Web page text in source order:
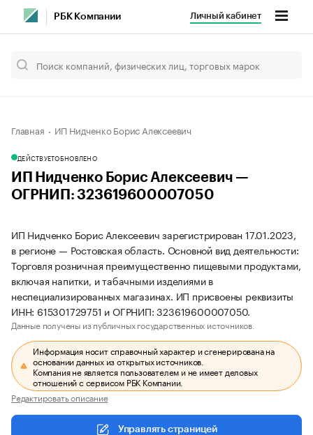
РБК Компании Личный кабинет
Главная ИП Нидченко Борис Алексеевич
ДЕЙСТВУЕТОБНОВЛЕНО
ИП Нидченко Борис Алексеевич —
ОГРНИП: 323619600007050
ИП Нидченко Борис Алексеевич зарегистрирован 17.01.2023,
в регионе — Ростовская область. Основной вид деятельности:
Торговля розничная преимущественно пищевыми продуктами,
включая напитки, и табачными изделиями в
неспециализированных магазинах. ИП присвоены реквизиты
ИНН: 615301729751 и ОГРНИП: 323619600007050.
Данные получены из публичных государственных источников.
Информация носит справочный характер и сгенерирована на
основании данных из открытых источников.
Компания не является пользователем и не имеет деловых
отношений с сервисом РБК Компании.
Редактировать описание
Управлять страницей